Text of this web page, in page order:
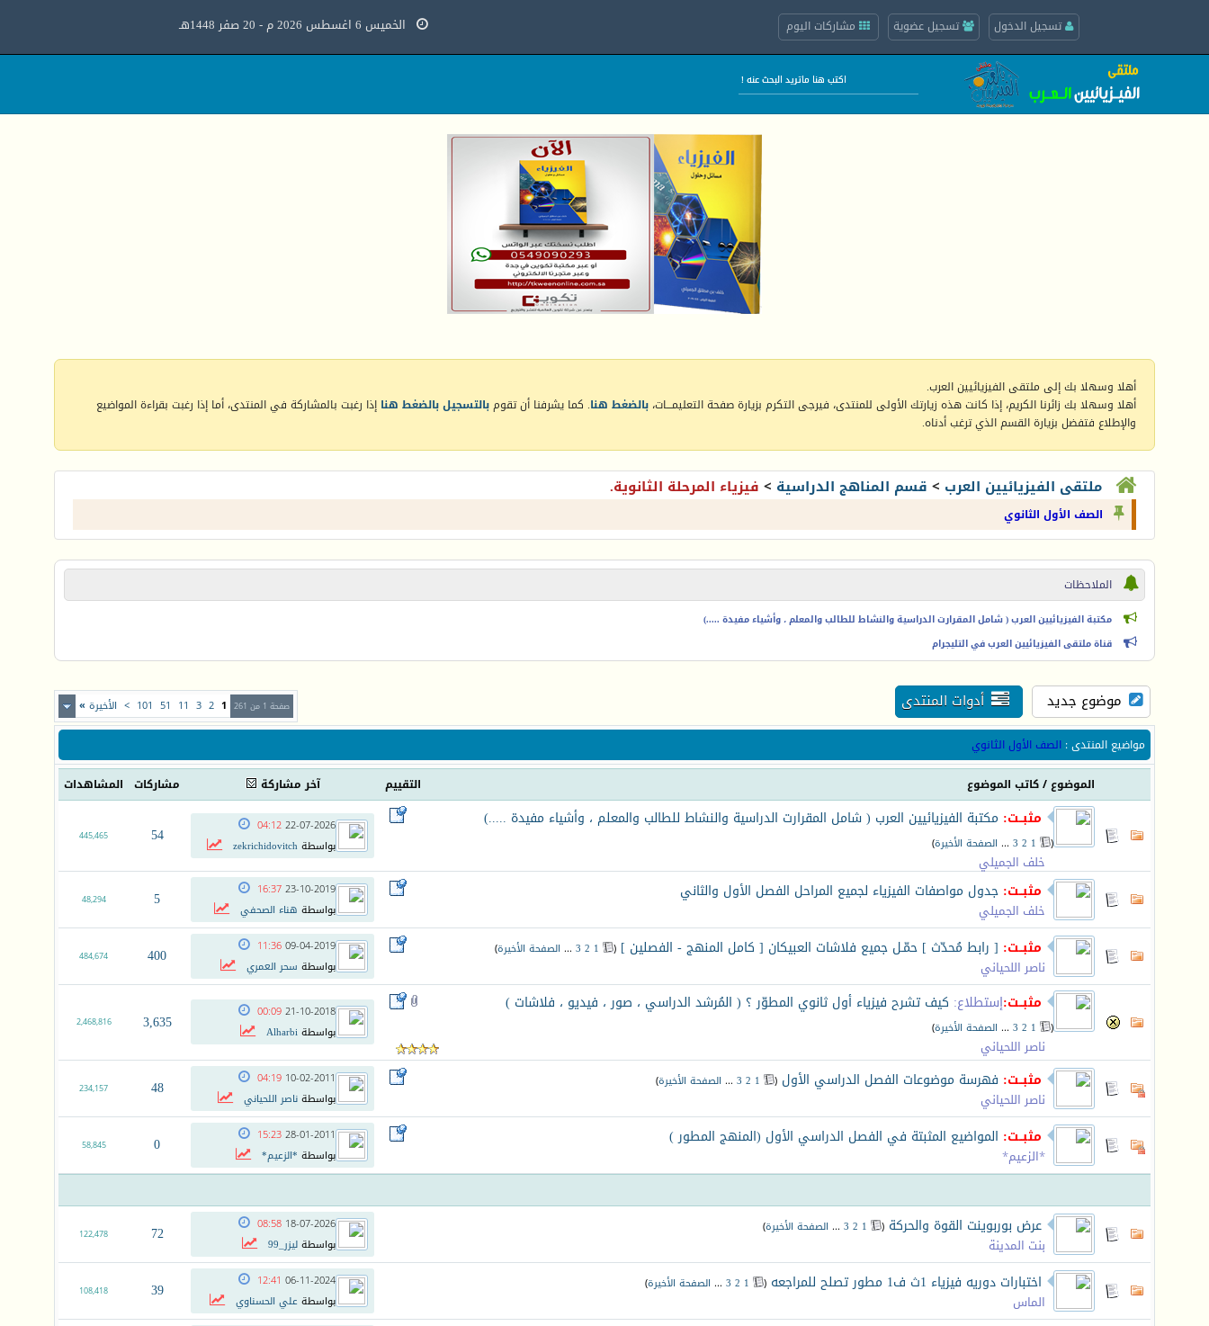
تسجيل الدخول تسجيل عضوية مشاركات اليوم الخميس 6 اغسطس 2026 م - 20 صفر 1448هـ
أهلا وسهلا بك إلى ملتقى الفيزيائيين العرب.
أهلا وسهلا بك زائرنا الكريم، إذا كانت هذه زيارتك الأولى للمنتدى، فيرجى التكرم بزيارة صفحة التعليمـــات، بالضغط هنا. كما يشرفنا أن تقومبالتسجيل بالضغط هنا إذا رغبت بالمشاركة في المنتدى، أما إذا رغبت بقراءة المواضيع
والإطلاع فتفضل بزيارة القسم الذي ترغب أدناه.
ملتقى الفيزيائيين العرب > قسم المناهج الدراسية > فيزياء المرحلة الثانوية.
الصف الأول الثانوي
الملاحظات
مكتبة الفيزيائيين العرب ( شامل المقرارت الدراسية والنشاط للطالب والمعلم ، وأشياء مفيدة .....)
قناة ملتقى الفيزيائيين العرب في التليجرام
موضوع جديد أدوات المنتدى صفحة 1 من 261 1
2
3
11
51
101
> الأخيرة »
مواضيع المنتدى: الصف الأول الثانوي
التقييم
الموضوع/كاتب الموضوع آخر مشاركة مشاركات المشاهدات
مثبــت: مكتبة الفيزيائيين العرب ( شامل المقرارت الدراسية والنشاط للطالب والمعلم ، وأشياء مفيدة .....)
(
1
2
3
... الصفحة الأخيرة)
خلف الجميلي
22-07-2026
04:12
بواسطةzekrichidovitch
54
445,465
مثبــت: جدول مواصفات الفيزياء لجميع المراحل الفصل الأول والثاني
خلف الجميلي
23-10-2019
16:37
بواسطة هناء الصحفي 5
48,294
مثبــت: [ رابط مُحدّث ] حمّـل جميع فلاشات العبيكان [ كامل المنهج - الفصلين ] (
1
2
3
... الصفحة الأخيرة)
ناصر اللحياني
09-04-2019
11:36
بواسطة سحر العمري 400
484,674
مثبــت:إستطلاع: كيف تشرح فيزياء أول ثانوي المطوّر ؟ ( المُرشد الدراسي ، صور ، فيديو ، فلاشات )
(
1
2
3
... الصفحة الأخيرة)
ناصر اللحياني
21-10-2018
00:09
بواسطةAlharbi
3,635
2,468,816
مثبــت: فهرسة موضوعات الفصل الدراسي الأول (
1
2
3
... الصفحة الأخيرة)
ناصر اللحياني
10-02-2011
04:19
بواسطةناصر اللحياني 48
234,157
مثبــت: المواضيع المثبتة في الفصل الدراسي الأول (المنهج المطور )
*الزعيم*
28-01-2011
15:23
بواسطة *الزعيم* 0
58,845
عرض بوربوينت القوة والحركة (
1
2
3
... الصفحة الأخيرة)
بنت المدينة
18-07-2026
08:58
بواسطةليزر_99 72
122,478
اختبارات دوريه فيزياء 1ث ف1 مطور تصلح للمراجعه (
1
2
3
... الصفحة الأخيرة)
الماس
06-11-2024
12:41
بواسطةعلي الحسناوي 39
108,418